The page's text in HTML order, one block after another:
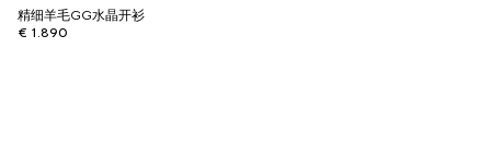
精细羊毛GG水晶开衫
€ 1.890